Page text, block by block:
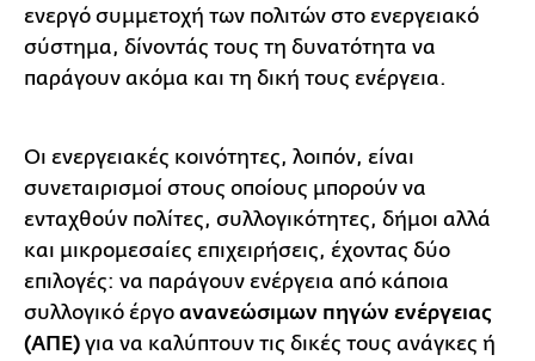
ενεργό συμμετοχή των πολιτών στο ενεργειακό
σύστημα, δίνοντάς τους τη δυνατότητα να
παράγουν ακόμα και τη δική τους ενέργεια.
Οι ενεργειακές κοινότητες, λοιπόν, είναι
συνεταιρισμοί στους οποίους μπορούν να
ενταχθούν πολίτες, συλλογικότητες, δήμοι αλλά
και μικρομεσαίες επιχειρήσεις, έχοντας δύο
επιλογές: να παράγουν ενέργεια από κάποια
συλλογικό έργο ανανεώσιμων πηγών ενέργειας
(ΑΠΕ) για να καλύπτουν τις δικές τους ανάγκες ή